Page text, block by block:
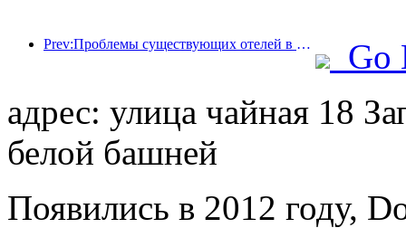
Prev:Проблемы существующих отелей в эпоху 2.0: модернизация — это основа, это настоящая инновация ценности
Go
адрес: улица чайная 18
белой башней
Появились в 2012 году,